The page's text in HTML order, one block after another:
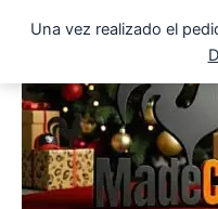
Una vez realizado el